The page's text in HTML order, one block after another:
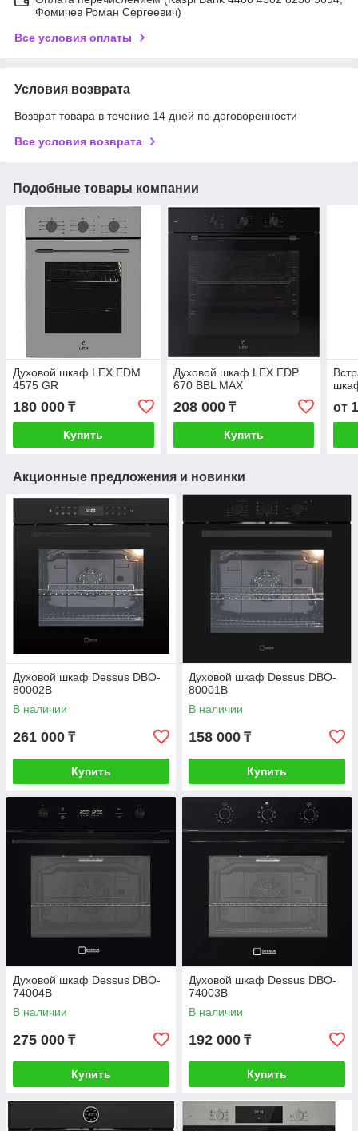
Фомичев Роман Сергеевич)
Все условия оплаты
Условия возврата
Возврат товара в течение 14 дней по договоренности
Все условия возврата
Подобные товары компании
Духовой шкаф LEX EDM
4575 GR
180 000 ₸
Купить
Духовой шкаф LEX EDP
670 BBL MAX
208 000₸
Купить
от
Акционные предложения и новинки
Духовой шкаф Dessus DBO-
80002B
В наличии
261 000 ₸
Купить
Духовой шкаф Dessus DBO-
80001B
В наличии
158 000 ₸
Купить
Духовой шкаф Dessus DBO-
74004B
В наличии
275 000 ₸
Купить
Духовой шкаф Dessus DBO-
74003B
В наличии
192 000 ₸
Купить